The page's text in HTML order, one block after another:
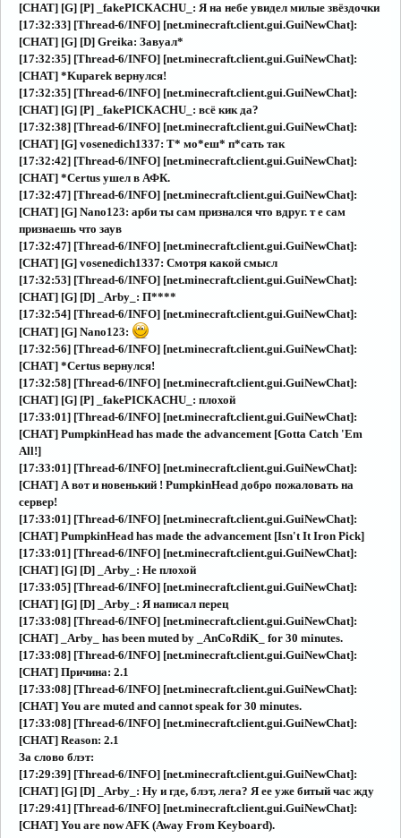
[CHAT] [G] [P] _fakePICKACHU_: Я на небе увидел милые звёздочки
[17:32:33] [Thread-6/INFO] [net.minecraft.client.gui.GuiNewChat]:
[CHAT] [G] [D] Greika: Завуал*
[17:32:35] [Thread-6/INFO] [net.minecraft.client.gui.GuiNewChat]:
[CHAT] *Kuparek вернулся!
[17:32:35] [Thread-6/INFO] [net.minecraft.client.gui.GuiNewChat]:
[CHAT] [G] [P] _fakePICKACHU_: всё кик да?
[17:32:38] [Thread-6/INFO] [net.minecraft.client.gui.GuiNewChat]:
[CHAT] [G] vosenedich1337: Т* мо*еш* п*сать так
[17:32:42] [Thread-6/INFO] [net.minecraft.client.gui.GuiNewChat]:
[CHAT] *Certus ушел в АФК.
[17:32:47] [Thread-6/INFO] [net.minecraft.client.gui.GuiNewChat]:
[CHAT] [G] Nano123: арби ты сам признался что вдруг. т е сам
признаешь что заув
[17:32:47] [Thread-6/INFO] [net.minecraft.client.gui.GuiNewChat]:
[CHAT] [G] vosenedich1337: Смотря какой смысл
[17:32:53] [Thread-6/INFO] [net.minecraft.client.gui.GuiNewChat]:
[CHAT] [G] [D] _Arby_: П****
[17:32:54] [Thread-6/INFO] [net.minecraft.client.gui.GuiNewChat]:
[CHAT] [G] Nano123:
[17:32:56] [Thread-6/INFO] [net.minecraft.client.gui.GuiNewChat]:
[CHAT] *Certus вернулся!
[17:32:58] [Thread-6/INFO] [net.minecraft.client.gui.GuiNewChat]:
[CHAT] [G] [P] _fakePICKACHU_: плохой
[17:33:01] [Thread-6/INFO] [net.minecraft.client.gui.GuiNewChat]:
[CHAT] PumpkinHead has made the advancement [Gotta Catch 'Em
All!]
[17:33:01] [Thread-6/INFO] [net.minecraft.client.gui.GuiNewChat]:
[CHAT] А вот и новенький ! PumpkinHead добро пожаловать на
сервер!
[17:33:01] [Thread-6/INFO] [net.minecraft.client.gui.GuiNewChat]:
[CHAT] PumpkinHead has made the advancement [Isn't It Iron Pick]
[17:33:01] [Thread-6/INFO] [net.minecraft.client.gui.GuiNewChat]:
[CHAT] [G] [D] _Arby_: Не плохой
[17:33:05] [Thread-6/INFO] [net.minecraft.client.gui.GuiNewChat]:
[CHAT] [G] [D] _Arby_: Я написал перец
[17:33:08] [Thread-6/INFO] [net.minecraft.client.gui.GuiNewChat]:
[CHAT] _Arby_ has been muted by _AnCoRdiK_ for 30 minutes.
[17:33:08] [Thread-6/INFO] [net.minecraft.client.gui.GuiNewChat]:
[CHAT] Причина: 2.1
[17:33:08] [Thread-6/INFO] [net.minecraft.client.gui.GuiNewChat]:
[CHAT] You are muted and cannot speak for 30 minutes.
[17:33:08] [Thread-6/INFO] [net.minecraft.client.gui.GuiNewChat]:
[CHAT] Reason: 2.1
За слово блэт:
[17:29:39] [Thread-6/INFO] [net.minecraft.client.gui.GuiNewChat]:
[CHAT] [G] [D] _Arby_: Ну и где, блэт, лега? Я ее уже битый час жду
[17:29:41] [Thread-6/INFO] [net.minecraft.client.gui.GuiNewChat]:
[CHAT] You are now AFK (Away From Keyboard).